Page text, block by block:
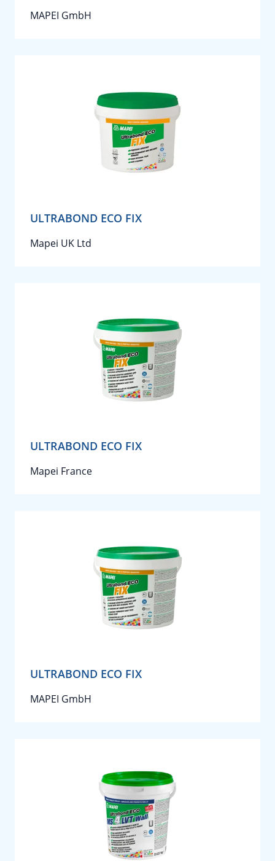
MAPEI GmbH
ULTRABOND ECO FIX
Mapei UK Ltd
ULTRABOND ECO FIX
Mapei France
ULTRABOND ECO FIX
MAPEI GmbH